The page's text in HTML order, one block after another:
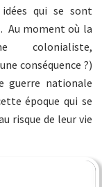
qui se sont
Au moment où la
colonialiste,
conséquence ?)
guerre nationale
époque qui se
risque de leur vie